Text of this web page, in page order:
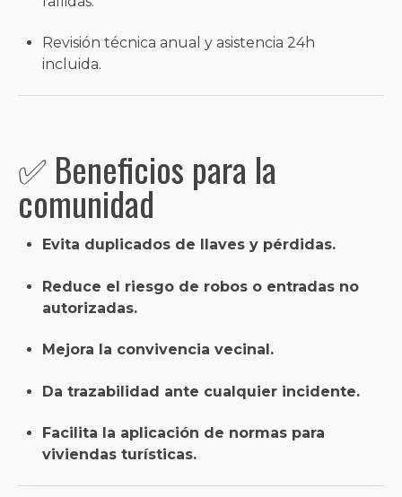
Revisión técnica anual y asistencia 24h
incluida.
✅ Beneficios para la
comunidad
Evita duplicados de llaves y pérdidas.
Reduce el riesgo de robos o entradas no
autorizadas.
Mejora la convivencia vecinal.
Da trazabilidad ante cualquier incidente.
Facilita la aplicación de normas para
viviendas turísticas.